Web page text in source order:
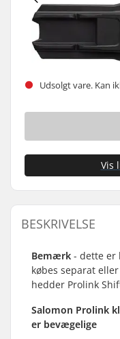
Udsolgt vare. Kan
Vis
BESKRIVELSE
Bemærk - dette er
købes separat
hedder Prolink
Salomon Prolink
er bevægelige